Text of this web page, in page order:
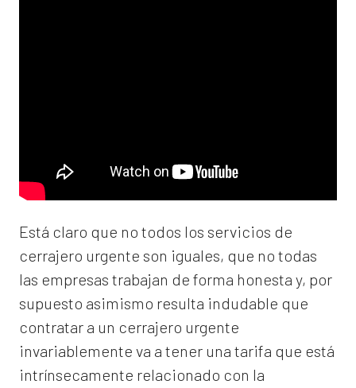
Está claro que no todos los servicios de
cerrajero urgente son iguales, que no todas
las empresas trabajan de forma honesta y, por
supuesto asimismo resulta indudable que
contratar a un cerrajero urgente
invariablemente va a tener una tarifa que está
intrínsecamente relacionado con la